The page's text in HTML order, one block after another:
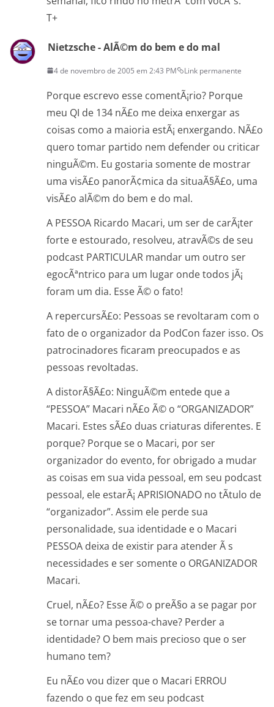
T+
Nietzsche - AlÃ©m do bem e do mal
4 de novembro de 2005 em 2:43 PM Link permanente
Porque escrevo esse comentÃ¡rio? Porque
meu QI de 134 nÃ£o me deixa enxergar as
coisas como a maioria estÃ¡ enxergando. NÃ£o
quero tomar partido nem defender ou criticar
ninguÃ©m. Eu gostaria somente de mostrar
uma visÃ£o panorÃ¢mica da situaÃ§Ã£o, uma
visÃ£o alÃ©m do bem e do mal.
A PESSOA Ricardo Macari, um ser de carÃ¡ter
forte e estourado, resolveu, atravÃ©s de seu
podcast PARTICULAR mandar um outro ser
egocÃªntrico para um lugar onde todos jÃ¡
foram um dia. Esse Ã© o fato!
A repercursÃ£o: Pessoas se revoltaram com o
fato de o organizador da PodCon fazer isso. Os
patrocinadores ficaram preocupados e as
pessoas revoltadas.
A distorÃ§Ã£o: NinguÃ©m entede que a
“PESSOA” Macari nÃ£o Ã© o “ORGANIZADOR”
Macari. Estes sÃ£o duas criaturas diferentes. E
porque? Porque se o Macari, por ser
organizador do evento, for obrigado a mudar
as coisas em sua vida pessoal, em seu podcast
pessoal, ele estarÃ¡ APRISIONADO no tÃ­tulo de
“organizador”. Assim ele perde sua
personalidade, sua identidade e o Macari
PESSOA deixa de existir para atender Ã s
necessidades e ser somente o ORGANIZADOR
Macari.
Cruel, nÃ£o? Esse Ã© o preÃ§o a se pagar por
se tornar uma pessoa-chave? Perder a
identidade? O bem mais precioso que o ser
humano tem?
Eu nÃ£o vou dizer que o Macari ERROU
fazendo o que fez em seu podcast